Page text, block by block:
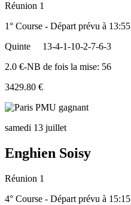
Réunion 1
1° Course - Départ prévu à 13:55
Quinte
13-4-1-10-2-7-6-3
2.0 €-NB de fois la mise: 56
3429.80 €
samedi 13 juillet
Enghien Soisy
Réunion 1
4° Course - Départ prévu à 15:15